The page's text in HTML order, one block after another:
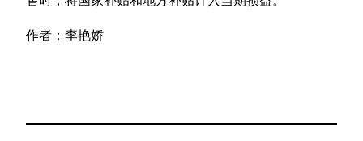
作者：李艳娇